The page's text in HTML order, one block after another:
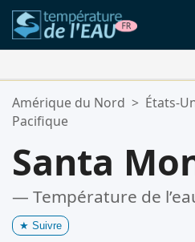
Vos Lieux Favoris:
Votre liste de favoris est vide.
Amérique du Nord > États-
Pacifique
Santa
— Température de
★ Suivre